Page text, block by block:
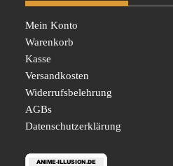
Mein Konto
Warenkorb
Kasse
Versandkosten
Widerrufsbelehrung
AGBs
Datenschutzerklärung